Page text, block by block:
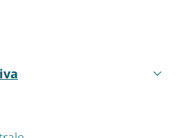
NAVIGATION